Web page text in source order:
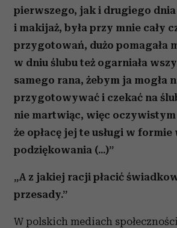
pierwszego, jak i drugiego
i makijaż, była przy mnie cały
przygotowań, dużo pomagała
w dniu ślubu też ogarniała
samego rana, żebym ja mogła
przygotowywać i czekać na
nie martwiąc, więc oczywistym
że opłacę jej te usługi w
podziękowania (...)”
„A z jakiej racji płacić
przesady.”
W polskich mediach